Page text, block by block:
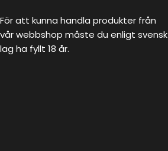
För att kunna handla produkter från
vår webbshop måste du enligt svensk
lag ha fyllt 18 år.